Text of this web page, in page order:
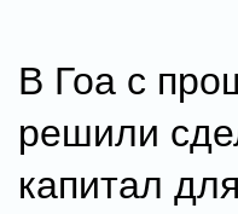
В Гоа с
решили
капитал